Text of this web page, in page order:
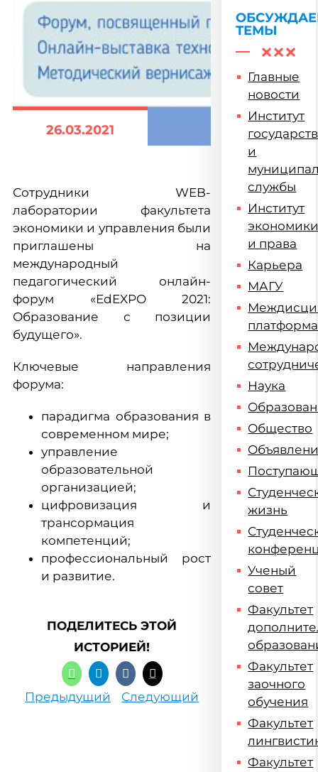
26.03.2021
Сотрудники WEB-
лаборатории факультета
экономики и управления были
приглашены на
международный
педагогический онлайн-
форум «EdEXPO 2021:
Образование с позиции
будущего».
Ключевые направления
форума:
парадигма образования в
современном мире;
управление
образовательной
организацией;
цифровизация и
трансормация
компетенций;
профессиональный рост
и развитие.
ПОДЕЛИТЕСЬ ЭТОЙ
ИСТОРИЕЙ!
Предыдущий Следующий
ТЕМЫ
Главные
новости
Институт
и
службы
Институт
и права
Карьера
МАГУ
платформа
Наука
Общество
жизнь
Ученый
совет
Факультет
Факультет
заочного
обучения
Факультет
Факультет